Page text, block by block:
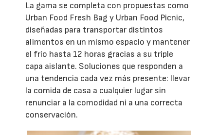
La gama se completa con propuestas como
Urban Food Fresh Bag y Urban Food Picnic,
diseñadas para transportar distintos
alimentos en un mismo espacio y mantener
el frío hasta 12 horas gracias a su triple
capa aislante. Soluciones que responden a
una tendencia cada vez más presente: llevar
la comida de casa a cualquier lugar sin
renunciar a la comodidad ni a una correcta
conservación.